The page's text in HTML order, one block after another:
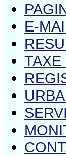
E-
TAXE